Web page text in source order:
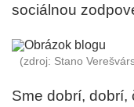
sociálnou
(zdroj: Stano
Sme dobrí, dobrí,